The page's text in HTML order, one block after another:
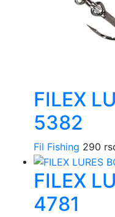
FILEX
5382
Fil Fishing 290
FILEX
4781